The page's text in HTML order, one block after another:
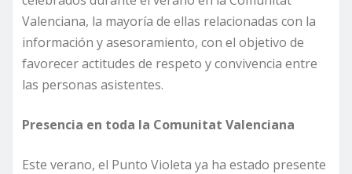
Valenciana, la mayoría de ellas relacionadas con la
información y asesoramiento, con el objetivo de
favorecer actitudes de respeto y convivencia entre
las personas asistentes.
Presencia en toda la Comunitat Valenciana
Este verano, el Punto Violeta ya ha estado presente